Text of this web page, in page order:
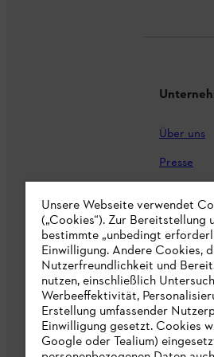
Über uns
Presse
STIHL
STIHL
Erklärung
Unsere Webseite verwendet
(„Cookies“). Zur Bereitstellung
bestimmte „unbedingt
Einwilligung. Andere Cookies,
Nutzerfreundlichkeit und
nutzen, einschließlich
Werbeeffektivität,
Erstellung umfassender
Einwilligung gesetzt. Cookies
Google oder Tealium)